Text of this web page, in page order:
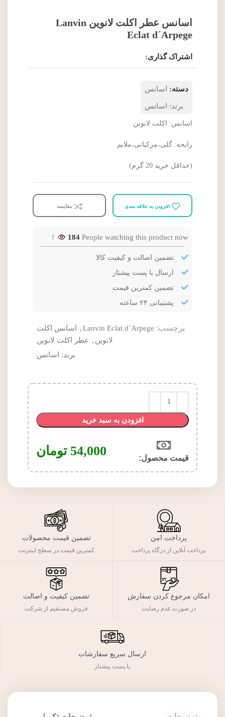
اسانس عطر اکلت لانوین Lanvin
Eclat d´Arpege
اشتراک گذاری:
دسته: اسانس
برند: اسانس
اسانس: اکلت لانوین
رایحه: گلی،مرکباتی،ملایم
(حداقل خرید 20 گرم)
افزودن به علاقه مندی مقایسه
184 People watching this product now!
تضمین اصالت و کیفیت کالا
ارسال با پست پیشتاز
تضمین کمترین قیمت
پشتیبانی ۲۴ ساعته
برچسب: Lanvin Eclat d´Arpege
,
اسانس اکلت
لانوین , عطر اکلت لانوین
برند:
اسانس
افزودن به سبد خرید
قیمت محصول:​ 54,000 تومان
پرداخت امن
پرداخت آنلاین از درگاه پرداخت
تضمین قیمت محصولات
کمترین قیمت در سطح اینترنت
امکان مرجوع کردن سفارش
در صورت عدم رضایت
تضمین کیفیت و اصالت
فروش مستقیم از شرکت
ارسال سریع سفارشات
با پست پیشتاز